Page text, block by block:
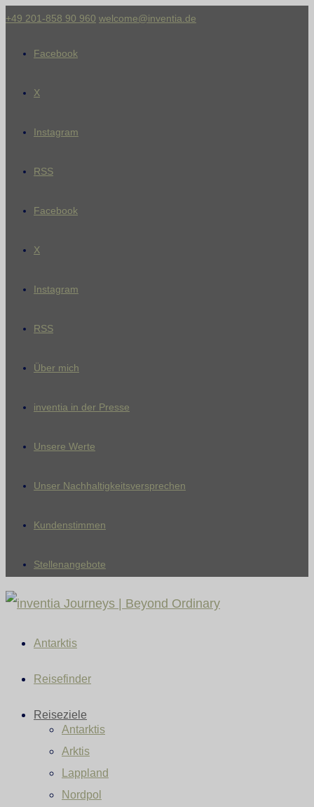
+49 201-858 90 960 welcome@inventia.de
Facebook
X
Instagram
RSS
Facebook
X
Instagram
RSS
Über mich
inventia in der Presse
Unsere Werte
Unser Nachhaltigkeitsversprechen
Kundenstimmen
Stellenangebote
Antarktis
Reisefinder
Reiseziele
Antarktis
Arktis
Lappland
Nordpol